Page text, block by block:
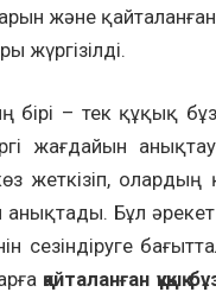
және
жүргізілді.
бірі – тек құқық
жағдайын
көз жеткізіп,
Бұл
қайталанған құқық